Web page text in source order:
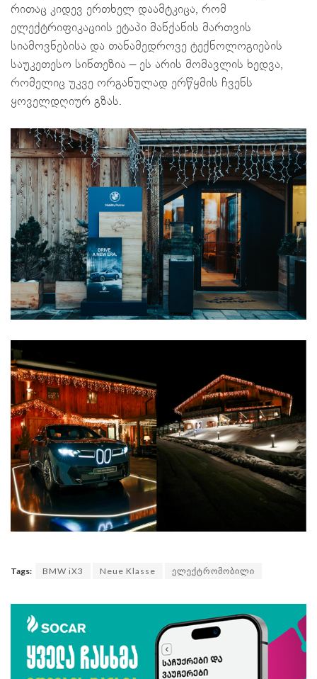
რითაც კიდევ ერთხელ დაამტკიცა, რომ
ელექტრიფიკაციის ეტაპი მანქანის მართვის
სიამოვნებისა და თანამედროვე ტექნოლოგიების
საუკეთესო სინთეზია – ეს არის მომავლის ხედვა,
რომელიც უკვე ორგანულად ერწყმის ჩვენს
ყოველდღიურ გზას.
Tags: BMW iX3 Neue Klasse ელექტრომობილი